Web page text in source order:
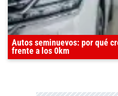
Autos seminuevos: por qué
frente a los 0km